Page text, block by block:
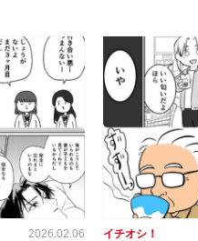
2026.02.06 イチオシ！